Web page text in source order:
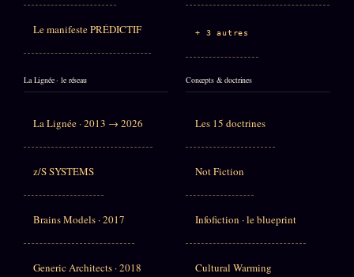
Le manifeste PRÉDICTIF + 3 autres
La Lignée · le réseau
La Lignée · 2013 → 2026
z/S SYSTEMS
Brains Models · 2017
Generic Architects · 2018
Concepts & doctrines
Les 15 doctrines
Not Fiction
Infofiction · le blueprint
Cultural Warming